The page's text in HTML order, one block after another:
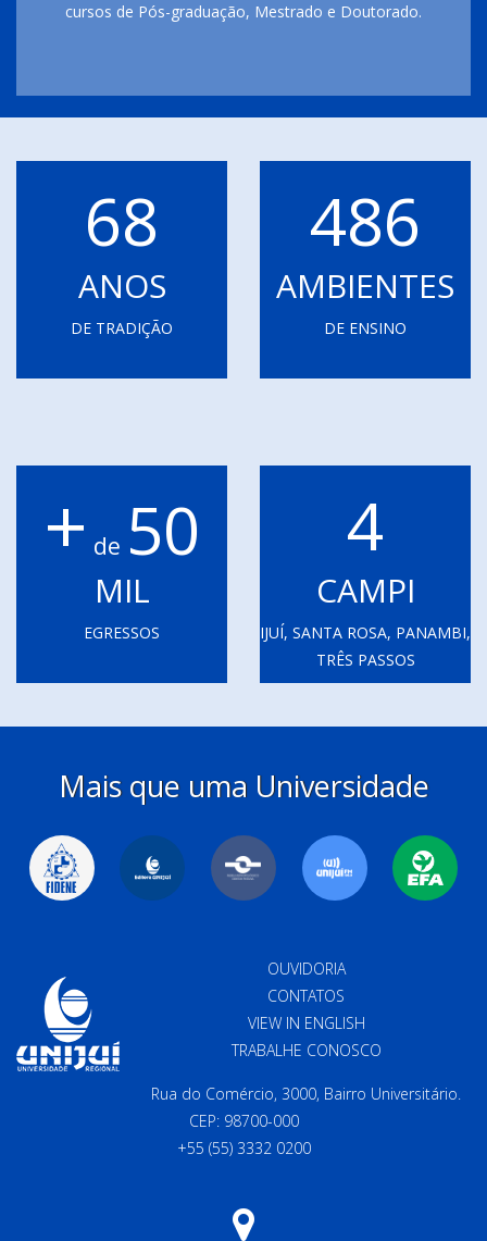
cursos de Pós-graduação, Mestrado e Doutorado.
68
ANOS
DE TRADIÇÃO
486
AMBIENTES
DE ENSINO
+ de 50
MIL
EGRESSOS
4
CAMPI
IJUÍ, SANTA ROSA, PANAMBI,
TRÊS PASSOS
Mais que uma Universidade
OUVIDORIA
CONTATOS
VIEW IN ENGLISH
TRABALHE CONOSCO
Rua do Comércio, 3000, Bairro Universitário.
CEP: 98700-000
+55 (55) 3332 0200